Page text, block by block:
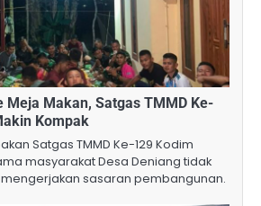
Meja Makan, Satgas TMMD Ke-
Kompak
Satgas TMMD Ke-129 Kodim
masyarakat Desa Deniang tidak
sasaran pembangunan.